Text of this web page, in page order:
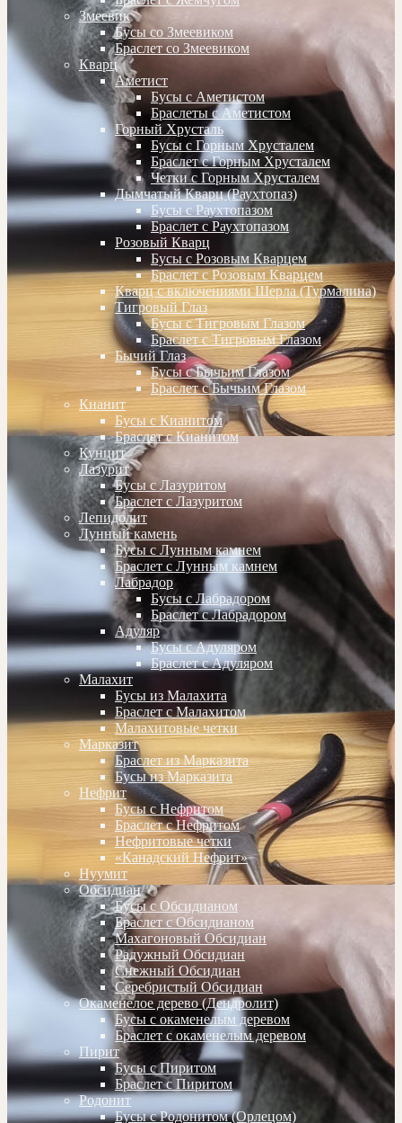
Змеевик
Бусы со Змеевиком
Браслет со Змеевиком
Кварц
Аметист
Бусы с Аметистом
Браслеты с Аметистом
Горный Хрусталь
Бусы с Горным Хрусталем
Браслет с Горным Хрусталем
Четки с Горным Хрусталем
Дымчатый Кварц (Раухтопаз)
Бусы с Раухтопазом
Браслет с Раухтопазом
Розовый Кварц
Бусы с Розовым Кварцем
Браслет с Розовым Кварцем
Кварц с включениями Шерла (Турмалина)
Тигровый Глаз
Бусы с Тигровым Глазом
Браслет с Тигровым Глазом
Бычий Глаз
Бусы с Бычьим Глазом
Браслет с Бычьим Глазом
Кианит
Бусы с Кианитом
Браслет с Кианитом
Кунцит
Лазурит
Бусы с Лазуритом
Браслет с Лазуритом
Лепидолит
Лунный камень
Бусы с Лунным камнем
Браслет с Лунным камнем
Лабрадор
Бусы с Лабрадором
Браслет с Лабрадором
Адуляр
Бусы с Адуляром
Браслет с Адуляром
Малахит
Бусы из Малахита
Браслет с Малахитом
Малахитовые четки
Марказит
Браслет из Марказита
Бусы из Марказита
Нефрит
Бусы с Нефритом
Браслет с Нефритом
Нефритовые четки
«Канадский Нефрит»
Нуумит
Обсидиан
Бусы с Обсидианом
Браслет с Обсидианом
Махагоновый Обсидиан
Радужный Обсидиан
Снежный Обсидиан
Серебристый Обсидиан
Окаменелое дерево (Дендролит)
Бусы с окаменелым деревом
Браслет с окаменелым деревом
Пирит
Бусы с Пиритом
Браслет с Пиритом
Родонит
Бусы с Родонитом (Орлецом)